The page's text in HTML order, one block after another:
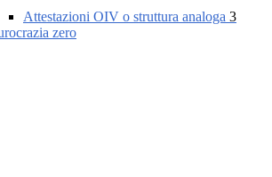
Attestazioni OIV o struttura analoga 3
zero